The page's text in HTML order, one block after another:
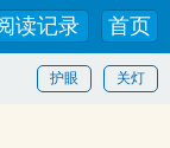
首页
读记录
关灯
护眼